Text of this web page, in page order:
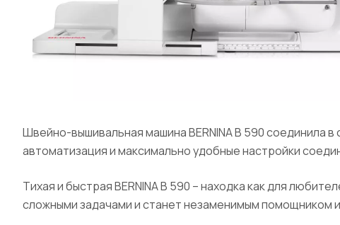
Швейно-вышивальная машина BERNINA B 590 соединила
автоматизация и максимально удобные настройки
Тихая и быстрая BERNINA B 590 – находка как для
сложными задачами и станет незаменимым помощником